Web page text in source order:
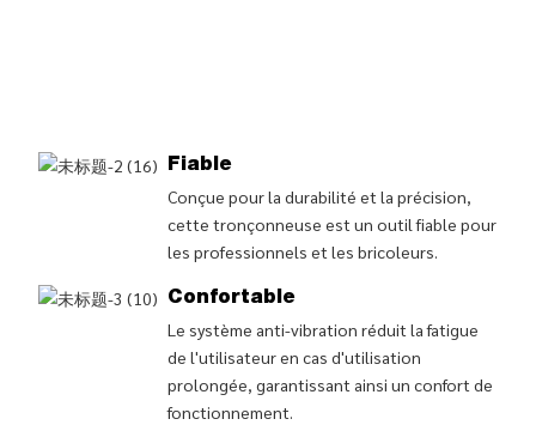
Fiable
Conçue pour la durabilité et la précision,
cette tronçonneuse est un outil fiable pour
les professionnels et les bricoleurs.
Confortable
Le système anti-vibration réduit la fatigue
de l'utilisateur en cas d'utilisation
prolongée, garantissant ainsi un confort de
fonctionnement.